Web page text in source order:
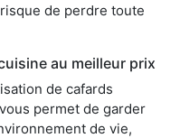
de perdre toute
au meilleur prix
de cafards
permet de garder
de vie,